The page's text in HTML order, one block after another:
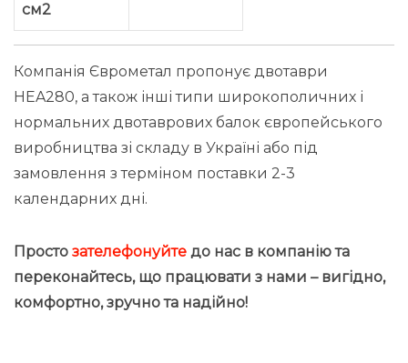
см2
Компанія Єврометал пропонує двотаври
HEA280, а також інші типи широкополичних і
нормальних двотаврових балок європейського
виробництва зі складу в Україні або під
замовлення з терміном поставки 2-3
календарних дні.
Просто зателефонуйте до нас в компанію та
переконайтесь, що працювати з нами – вигідно,
комфортно, зручно та надійно!